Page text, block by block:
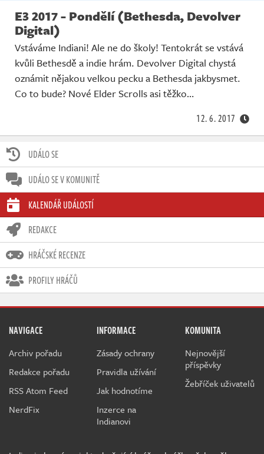
UDÁLO SE
UDÁLO SE V KOMUNITĚ
KALENDÁŘ UDÁLOSTÍ
REDAKCE
HRÁČSKÉ RECENZE
PROFILY HRÁČŮ
E3 2017 - Pondělí (Bethesda, Devolver
Digital)
Vstáváme Indiani! Ale ne do školy! Tentokrát se vstává
kvůli Bethesdě a indie hrám. Devolver Digital chystá
oznámit nějakou velkou pecku a Bethesda jakbysmet.
Co to bude? Nové Elder Scrolls asi těžko…
12. 6. 2017
NAVIGACE
Archiv pořadu
Redakce pořadu
RSS Atom Feed
NerdFix
INFORMACE
Zásady ochrany
Pravidla užívání
Jak hodnotíme
Inzerce na
Indianovi
KOMUNITA
Nejnovější
příspěvky
Žebříček uživatelů